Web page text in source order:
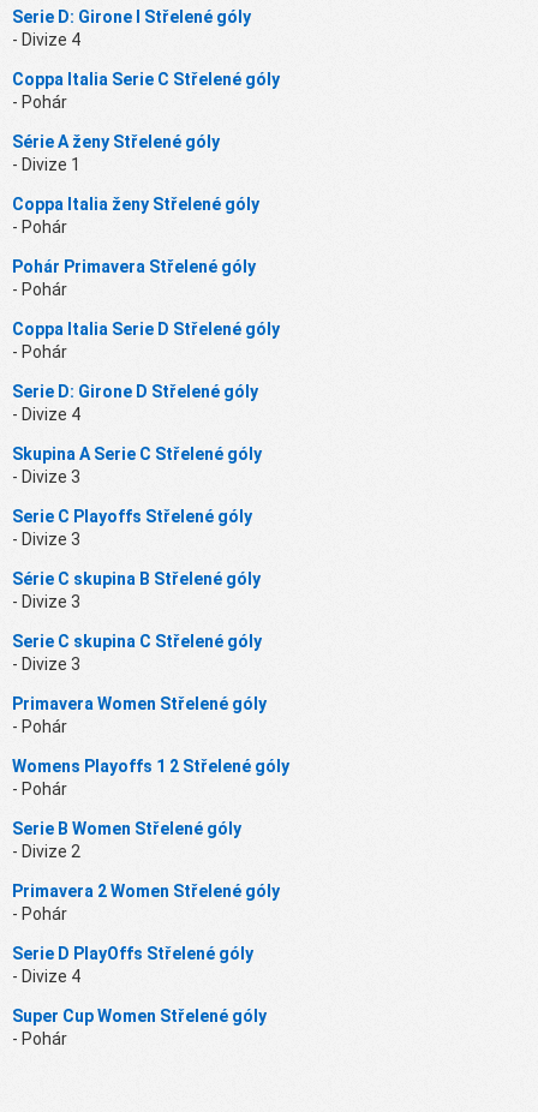
Serie D: Girone I Střelené góly
- Divize 4
Coppa Italia Serie C Střelené góly
- Pohár
Série A ženy Střelené góly
- Divize 1
Coppa Italia ženy Střelené góly
- Pohár
Pohár Primavera Střelené góly
- Pohár
Coppa Italia Serie D Střelené góly
- Pohár
Serie D: Girone D Střelené góly
- Divize 4
Skupina A Serie C Střelené góly
- Divize 3
Serie C Playoffs Střelené góly
- Divize 3
Série C skupina B Střelené góly
- Divize 3
Serie C skupina C Střelené góly
- Divize 3
Primavera Women Střelené góly
- Pohár
Womens Playoffs 1 2 Střelené góly
- Pohár
Serie B Women Střelené góly
- Divize 2
Primavera 2 Women Střelené góly
- Pohár
Serie D PlayOffs Střelené góly
- Divize 4
Super Cup Women Střelené góly
- Pohár